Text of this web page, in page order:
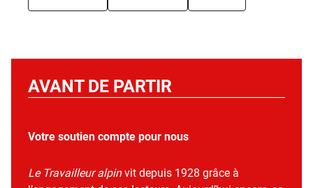
AVANT DE PARTIR
Votre soutien compte pour nous
Le Travailleur alpinvit depuis 1928 grâce à